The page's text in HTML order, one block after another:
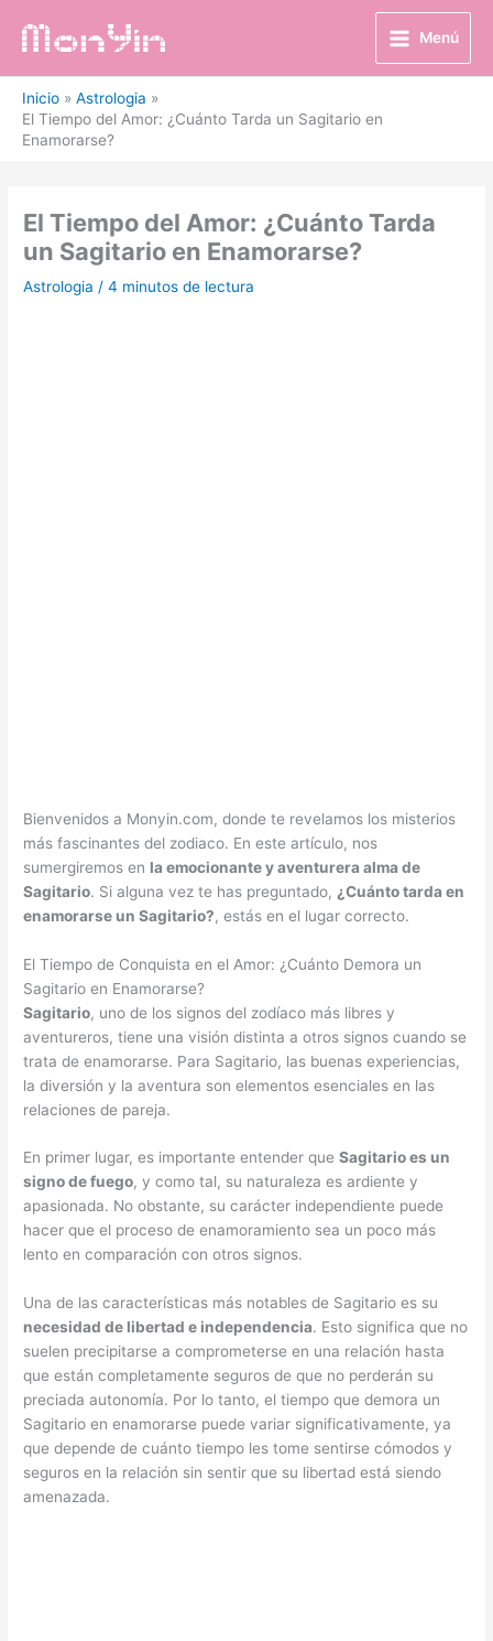
Menú
Inicio
Astrologia
El Tiempo del Amor: ¿Cuánto Tarda un Sagitario en
Enamorarse?
El Tiempo del Amor: ¿Cuánto Tarda
un Sagitario en Enamorarse?
Astrologia /4 minutos de lectura
Bienvenidos a Monyin.com, donde te revelamos los misterios
más fascinantes del zodiaco. En este artículo, nos
sumergiremos en la emocionante y aventurera alma de
Sagitario. Si alguna vez te has preguntado, ¿Cuánto tarda en
enamorarse un Sagitario?, estás en el lugar correcto.
El Tiempo de Conquista en el Amor: ¿Cuánto Demora un
Sagitario en Enamorarse?
Sagitario, uno de los signos del zodíaco más libres y
aventureros, tiene una visión distinta a otros signos cuando se
trata de enamorarse. Para Sagitario, las buenas experiencias,
la diversión y la aventura son elementos esenciales en las
relaciones de pareja.
En primer lugar, es importante entender queSagitario es un
signo de fuego, y como tal, su naturaleza es ardiente y
apasionada. No obstante, su carácter independiente puede
hacer que el proceso de enamoramiento sea un poco más
lento en comparación con otros signos.
Una de las características más notables de Sagitario es su
necesidad de libertad e independencia. Esto significa que no
suelen precipitarse a comprometerse en una relación hasta
que están completamente seguros de que no perderán su
preciada autonomía. Por lo tanto, el tiempo que demora un
Sagitario en enamorarse puede variar significativamente, ya
que depende de cuánto tiempo les tome sentirse cómodos y
seguros en la relación sin sentir que su libertad está siendo
amenazada.